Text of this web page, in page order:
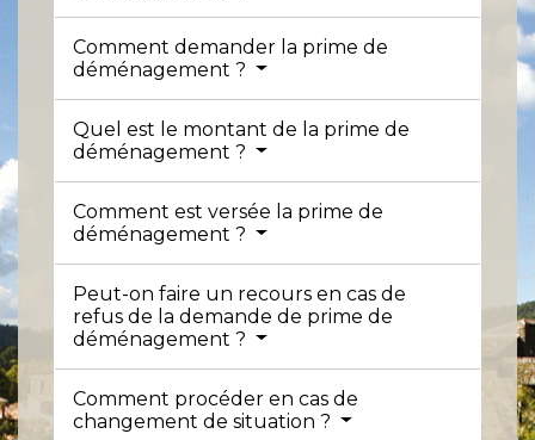
Comment demander la prime de
déménagement ?
Quel est le montant de la prime de
déménagement ?
Comment est versée la prime de
déménagement ?
Peut-on faire un recours en cas de
refus de la demande de prime de
déménagement ?
Comment procéder en cas de
changement de situation ?